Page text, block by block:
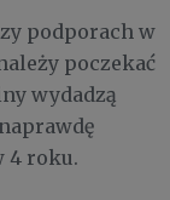
podporach w
poczekać
wydadzą
4 roku.